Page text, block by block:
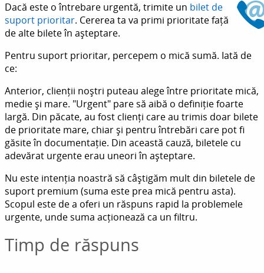
Dacă este o întrebare urgentă, trimite un bilet de
suport prioritar. Cererea ta va primi prioritate față
de alte bilete în așteptare.
Pentru suport prioritar, percepem o mică sumă. Iată de
ce:
Anterior, clienții noștri puteau alege între prioritate mică,
medie și mare. "Urgent" pare să aibă o definiție foarte
largă. Din păcate, au fost clienți care au trimis doar bilete
de prioritate mare, chiar și pentru întrebări care pot fi
găsite în documentație. Din această cauză, biletele cu
adevărat urgente erau uneori în așteptare.
Nu este intenția noastră să câștigăm mult din biletele de
suport premium (suma este prea mică pentru asta).
Scopul este de a oferi un răspuns rapid la problemele
urgente, unde suma acționează ca un filtru.
Timp de răspuns